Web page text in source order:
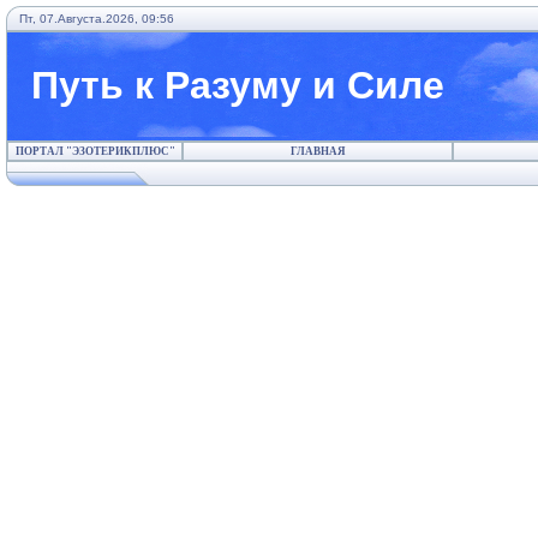
Пт, 07.Августа.2026, 09:56
Путь к Разуму и Силе
ПОРТАЛ "ЭЗОТЕРИКПЛЮС" ГЛАВНАЯ